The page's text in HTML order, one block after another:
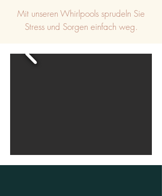
Mit unseren Whirlpools sprudeln Sie
Stress und Sorgen einfach weg.